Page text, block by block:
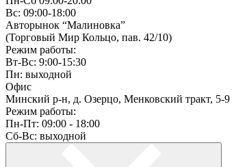
Вс: 09:00-18:00
Авторынок “Малиновка”
(Торговый Мир Кольцо, пав. 42/10)
Режим работы:
Вт-Вс: 9:00-15:30
Пн: выходной
Офис
Минский р-н, д. Озерцо, Менковский тракт, 5-9
Режим работы:
Пн-Пт: 09:00 - 18:00
Сб-Вс: выходной